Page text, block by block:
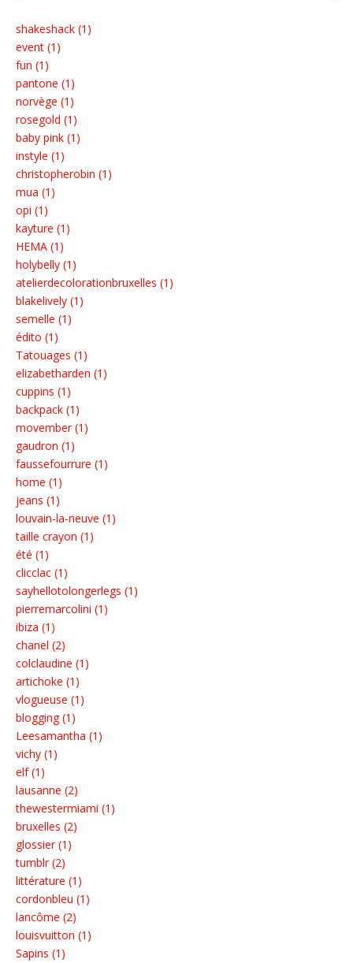
shakeshack (1)
event (1)
fun (1)
pantone (1)
norvège (1)
rosegold (1)
baby pink (1)
instyle (1)
christopherobin (1)
mua (1)
opi (1)
kayture (1)
HEMA (1)
holybelly (1)
atelierdecolorationbruxelles (1)
blakelively (1)
semelle (1)
édito (1)
Tatouages (1)
elizabetharden (1)
cuppins (1)
backpack (1)
movember (1)
gaudron (1)
faussefourrure (1)
home (1)
jeans (1)
louvain-la-neuve (1)
taille crayon (1)
été (1)
clicclac (1)
sayhellotolongerlegs (1)
pierremarcolini (1)
ibiza (1)
chanel (2)
colclaudine (1)
artichoke (1)
vlogueuse (1)
blogging (1)
Leesamantha (1)
vichy (1)
elf (1)
lausanne (2)
thewestermiami (1)
bruxelles (2)
glossier (1)
tumblr (2)
littérature (1)
cordonbleu (1)
lancôme (2)
louisvuitton (1)
Sapins (1)